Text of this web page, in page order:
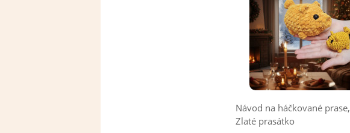
Návod na háčkované prase,
Zlaté prasátko